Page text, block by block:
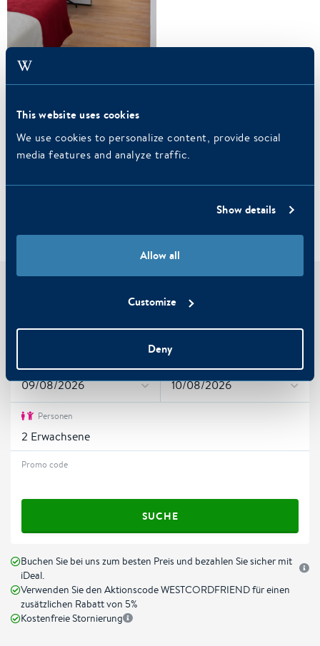
This website uses cookies
We use cookies to personalize content, provide social
media features and analyze traffic.
Show details
Allow all
Customize
Deny
Check-in Check-out
Personen
2 Erwachsene
Promo code
SUCHE
Buchen Sie bei uns zum besten Preis und bezahlen Sie sicher mit
iDeal.
Verwenden Sie den Aktionscode WESTCORDFRIEND für einen
zusätzlichen Rabatt von 5%
Kostenfreie Stornierung